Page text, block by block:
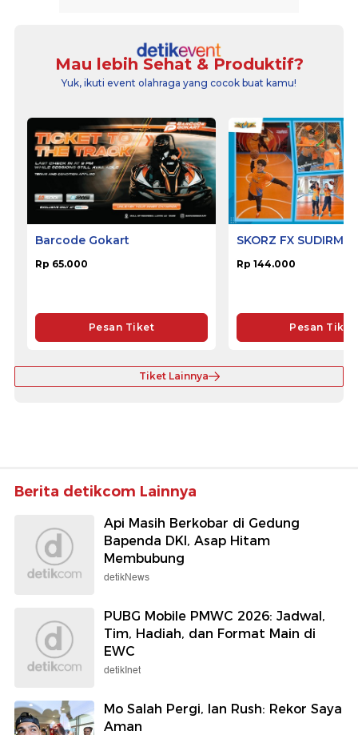
Mau lebih Sehat & Produktif?
Yuk, ikuti event olahraga yang cocok buat kamu!
Barcode Gokart
Rp 65.000
Pesan Tiket
SKORZ FX
Rp 144.000
Pesan Tiket
Tiket Lainnya
Berita detikcom Lainnya
Api Masih Berkobar di Gedung
Bapenda DKI, Asap Hitam
Membubung
detikNews
PUBG Mobile PMWC 2026: Jadwal,
Tim, Hadiah, dan Format Main di
EWC
detikInet
Mo Salah Pergi, Ian Rush: Rekor Saya
Aman